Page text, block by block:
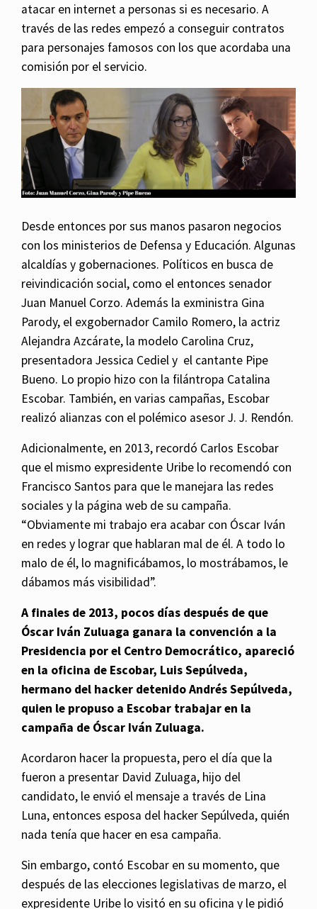
atacar en internet a personas si es necesario. A
través de las redes empezó a conseguir contratos
para personajes famosos con los que acordaba una
comisión por el servicio.
Desde entonces por sus manos pasaron negocios
con los ministerios de Defensa y Educación. Algunas
alcaldías y gobernaciones. Políticos en busca de
reivindicación social, como el entonces senador
Juan Manuel Corzo. Además la exministra Gina
Parody, el exgobernador Camilo Romero, la actriz
Alejandra Azcárate, la modelo Carolina Cruz,
presentadora Jessica Cediel y el cantante Pipe
Bueno. Lo propio hizo con la filántropa Catalina
Escobar. También, en varias campañas, Escobar
realizó alianzas con el polémico asesor J. J. Rendón.
Adicionalmente, en 2013, recordó Carlos Escobar
que el mismo expresidente Uribe lo recomendó con
Francisco Santos para que le manejara las redes
sociales y la página web de su campaña.
“Obviamente mi trabajo era acabar con Óscar Iván
en redes y lograr que hablaran mal de él. A todo lo
malo de él, lo magnificábamos, lo mostrábamos, le
dábamos más visibilidad”.
A finales de 2013, pocos días después de que
Óscar Iván Zuluaga ganara la convención a la
Presidencia por el Centro Democrático, apareció
en la oficina de Escobar, Luis Sepúlveda,
hermano del hacker detenido Andrés Sepúlveda,
quien le propuso a Escobar trabajar en la
campaña de Óscar Iván Zuluaga.
Acordaron hacer la propuesta, pero el día que la
fueron a presentar David Zuluaga, hijo del
candidato, le envió el mensaje a través de Lina
Luna, entonces esposa del hacker Sepúlveda, quién
nada tenía que hacer en esa campaña.
Sin embargo, contó Escobar en su momento, que
después de las elecciones legislativas de marzo, el
expresidente Uribe lo visitó en su oficina y le pidió